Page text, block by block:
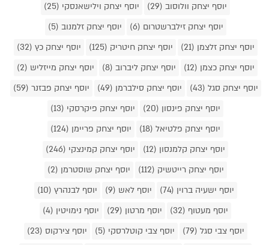
יוסף יצחק וולוסוב (29)
יוסף יצחק וילישאנסקי (25)
יוסף יצחק זילברשטרום (6)
יוסף יצחק זלמנוב (5)
יוסף יצחק זלצמן (21)
יוסף יצחק חיטריק (125)
יוסף יצחק כץ (32)
יוסף יצחק כצמן (12)
יוסף יצחק ליברוב (8)
יוסף יצחק מייזליש (2)
יוסף יצחק סגל (43)
יוסף יצחק סילברמן (49)
יוסף יצחק פבזנר (59)
יוסף יצחק פינסון (20)
יוסף יצחק פיקרסקי (13)
יוסף יצחק פלטיאל (18)
יוסף יצחק פריימן (124)
יוסף יצחק קלמנסון (12)
יוסף יצחק קמינצקי (246)
יוסף יצחק רייטשיק (112)
יוסף יצחק שוסטרמן (2)
יוסף ישעיה ברוין (74)
יוסף לאש (9)
יוסף לבנהרץ (10)
יוסף מעטוף (32)
יוסף מרטון (29)
יוסף נימויטין (4)
יוסף צבי סגל (79)
יוסף צבי קוטלרסקי (5)
יוסף צירקוס (23)